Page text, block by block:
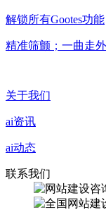
解锁所有Gootes功能
精准筛颤；一曲走
关于我们
ai资讯
ai动态
联系我们